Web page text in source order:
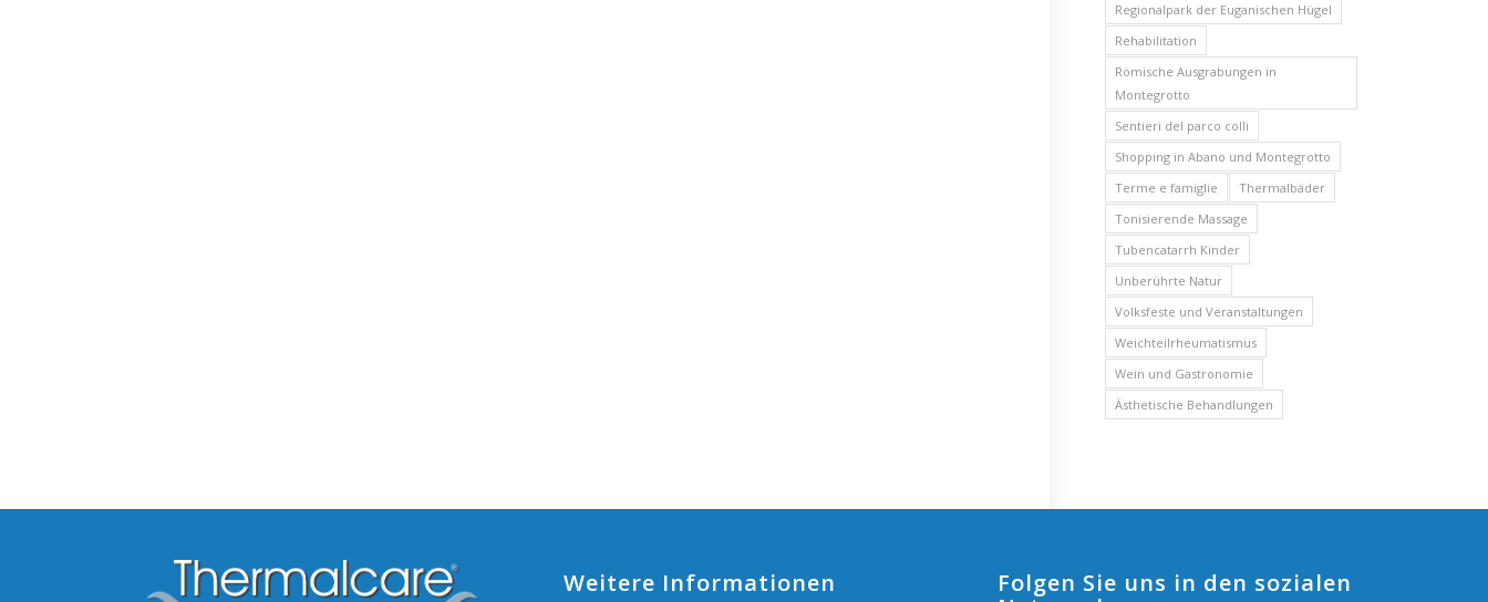
Regionalpark der Euganischen Hügel
Rehabilitation
Römische Ausgrabungen in
Montegrotto
Sentieri del parco colli
Shopping in Abano und Montegrotto
Terme e famiglie
Thermalbäder
Tonisierende Massage
Tubencatarrh Kinder
Unberührte Natur
Volksfeste und Veranstaltungen
Weichteilrheumatismus
Wein und Gastronomie
Ästhetische Behandlungen
Weitere Informationen
Folgen Sie uns in den sozialen